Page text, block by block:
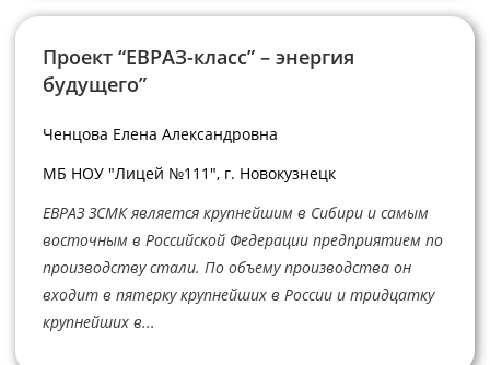
Проект “ЕВРАЗ-класс” – энергия
будущего”
Ченцова Елена Александровна
МБ НОУ "Лицей №111", г. Новокузнецк
ЕВРАЗ ЗСМК является крупнейшим в Сибири и самым
восточным в Российской Федерации предприятием по
производству стали. По объему производства он
входит в пятерку крупнейших в России и тридцатку
крупнейших в...